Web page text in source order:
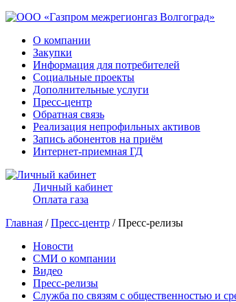
О компании
Закупки
Информация для потребителей
Социальные проекты
Дополнительные услуги
Пресс-центр
Обратная связь
Реализация непрофильных активов
Запись абонентов на приём
Интернет-приемная ГД
Личный кабинет
Оплата газа
Главная /Пресс-центр / Пресс-релизы
Новости
СМИ о компании
Видео
Пресс-релизы
Служба по связям с общественностью и